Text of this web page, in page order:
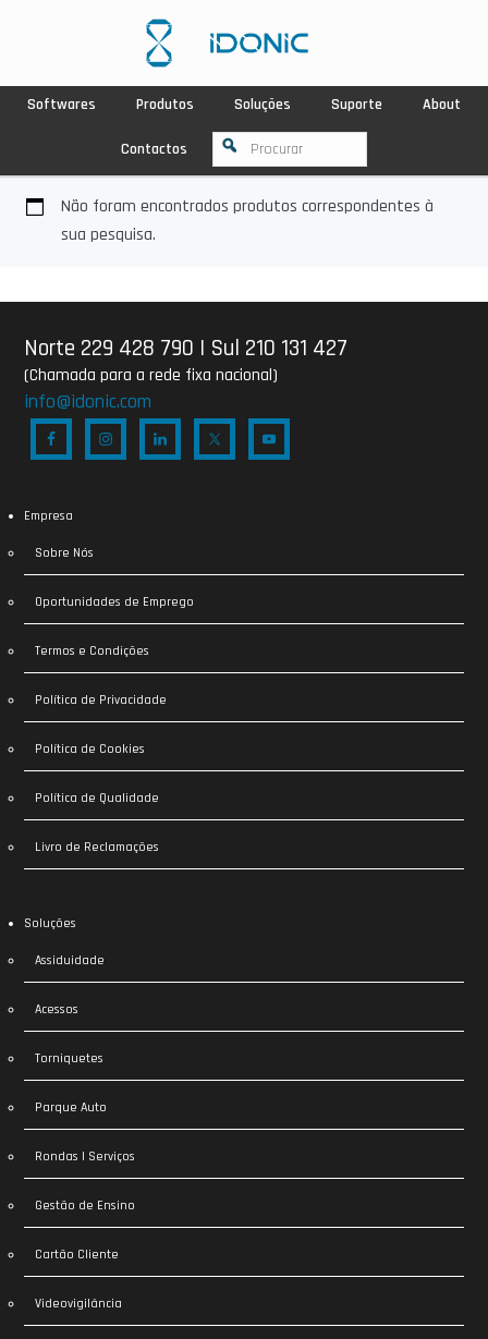
Softwares Produtos Soluções Suporte About
Contactos
Não foram encontrados produtos correspondentes à
sua pesquisa.
Norte 229 428 790 | Sul 210 131 427
(Chamada para a rede fixa nacional)
info@idonic.com
Empresa
Sobre Nós
Oportunidades de Emprego
Termos e Condições
Política de Privacidade
Política de Cookies
Política de Qualidade
Livro de Reclamações
Soluções
Assiduidade
Acessos
Torniquetes
Parque Auto
Rondas | Serviços
Gestão de Ensino
Cartão Cliente
Videovigilância